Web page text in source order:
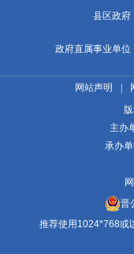
县区政府
政府直属事业单位
网站声明
主办
承办
晋
推荐使用1024*768或